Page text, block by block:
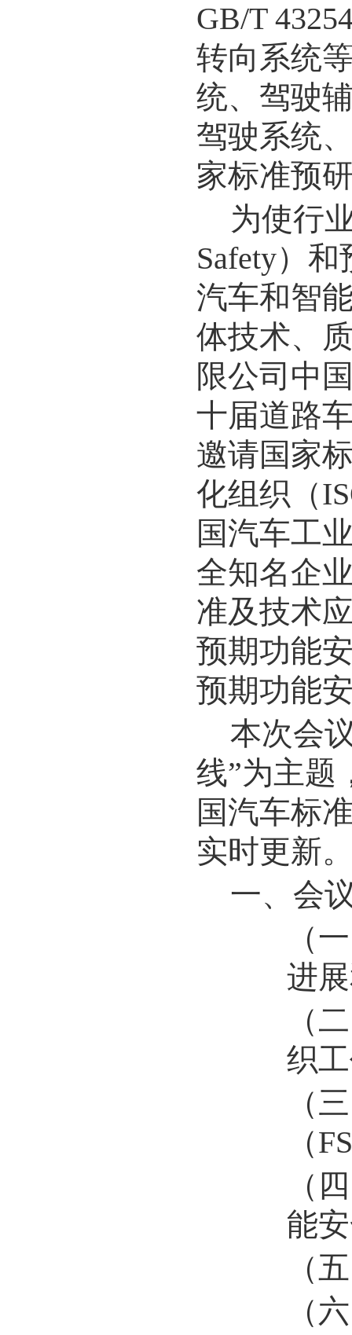
GB/T
转向系统
统、驾驶
驾驶系统
家标准预
为使行
Safety）和
汽车和智
体技术、
限公司中
十届道路
邀请国家
化组织（
国汽车工
全知名企
准及技术
预期功能
预期功能
本次会
线”为主题
国汽车标
实时更新
一、 会
（
进
（
织
（
（
（
能
（
（